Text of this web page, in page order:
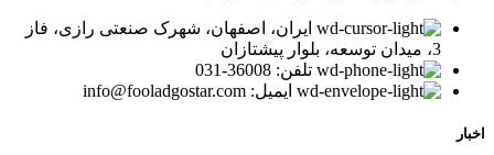
ایران، اصفهان، شهرک صنعتی رازی، فاز
3، میدان توسعه، بلوار پیشتازان
تلفن: 36008-031
ایمیل: info@fooladgostar.com
اخبار